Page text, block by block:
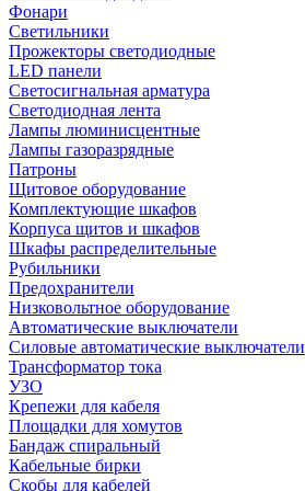
Фонари
Светильники
Прожекторы светодиодные
LED панели
Светосигнальная арматура
Светодиодная лента
Лампы люминисцентные
Лампы газоразрядные
Патроны
Щитовое оборудование
Комплектующие шкафов
Корпуса щитов и шкафов
Шкафы распределительные
Рубильники
Предохранители
Низковольтное оборудование
Автоматические выключатели
Силовые автоматические выключатели
Трансформатор тока
УЗО
Крепежи для кабеля
Площадки для хомутов
Бандаж спиральный
Кабельные бирки
Cкобы для кабелей